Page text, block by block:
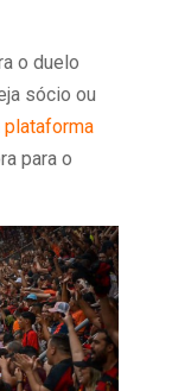
o duelo
sócio ou
plataforma
para o